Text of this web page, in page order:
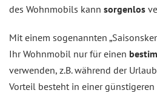
des Wohnmobils kann sorgenlos
Mit einem sogenannten
Ihr Wohnmobil nur für einen
verwenden, z.B. während der
Vorteil besteht in einer günstigeren